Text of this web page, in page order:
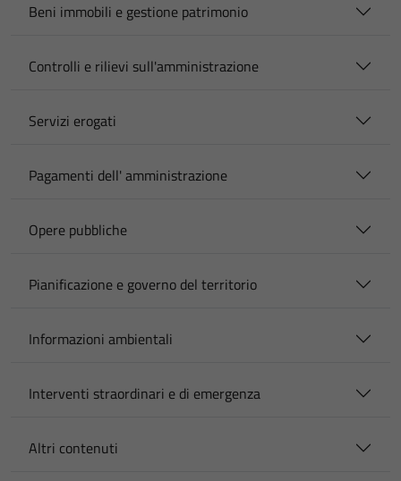
Beni immobili e gestione patrimonio
Controlli e rilievi sull'amministrazione
Servizi erogati
Pagamenti dell' amministrazione
Opere pubbliche
Pianificazione e governo del territorio
Informazioni ambientali
Interventi straordinari e di emergenza
Altri contenuti